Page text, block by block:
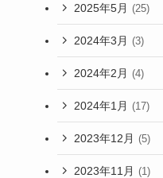
2025年5月 (25)
2024年3月 (3)
2024年2月 (4)
2024年1月 (17)
2023年12月 (5)
2023年11月 (1)